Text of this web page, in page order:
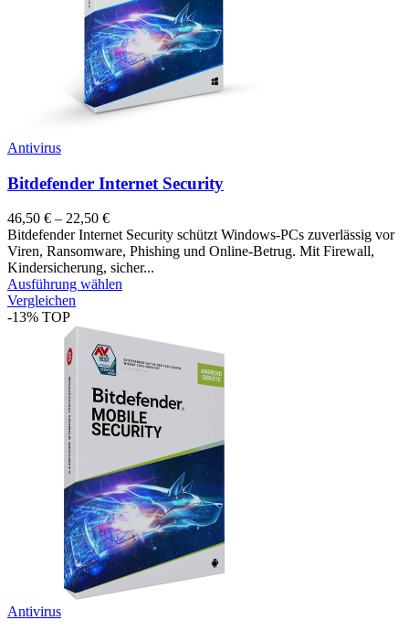
Antivirus
Bitdefender Internet Security
46,50 € – 22,50 €
Bitdefender Internet Security schützt Windows-PCs zuverlässig vor
Viren, Ransomware, Phishing und Online-Betrug. Mit Firewall,
Kindersicherung, sicher...
Ausführung wählen
Vergleichen
-13% TOP
Antivirus